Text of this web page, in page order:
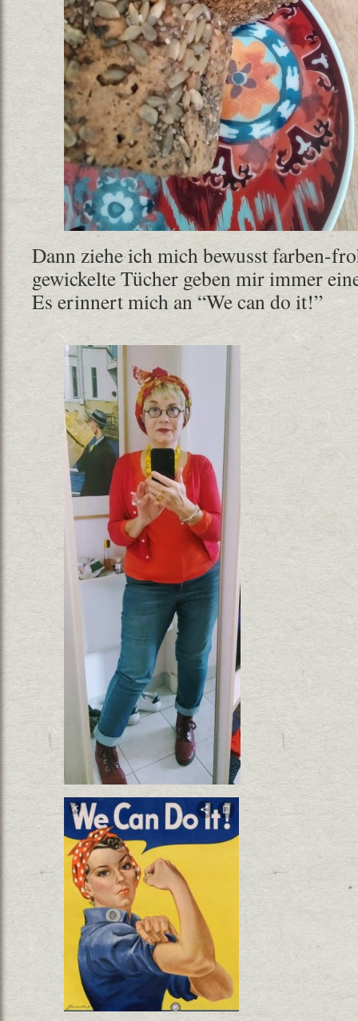
Dann ziehe ich mich bewusst farben-
gewickelte Tücher geben mir immer
Es erinnert mich an “We can do it!”